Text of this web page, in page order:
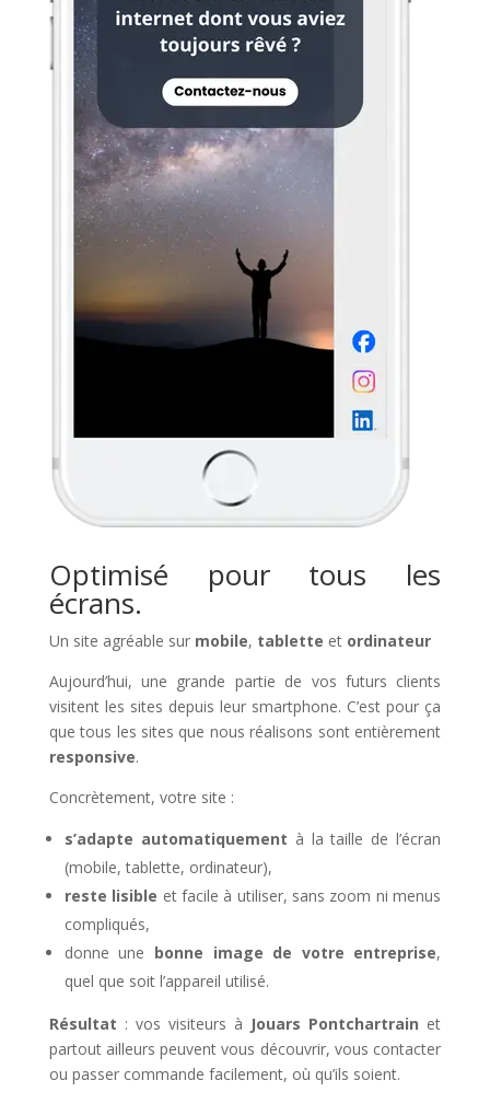
Optimisé pour tous les
écrans.
Un site agréable sur mobile, tablette et ordinateur
Aujourd’hui, une grande partie de vos futurs clients
visitent les sites depuis leur smartphone. C’est pour ça
que tous les sites que nous réalisons sont entièrement
responsive.
Concrètement, votre site :
s’adapte automatiquement à la taille de l’écran
(mobile, tablette, ordinateur),
reste lisible et facile à utiliser, sans zoom ni menus
compliqués,
donne une bonne image de votre entreprise,
quel que soit l’appareil utilisé.
Résultat : vos visiteurs à Jouars Pontchartrain et
partout ailleurs peuvent vous découvrir, vous contacter
ou passer commande facilement, où qu’ils soient.